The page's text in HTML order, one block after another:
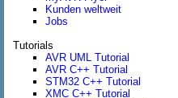
Kunden weltweit
Jobs
Tutorials
AVR UML Tutorial
AVR C++ Tutorial
STM32 C++ Tutorial
XMC C++ Tutorial